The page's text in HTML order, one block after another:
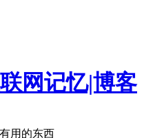
网记忆|博客
用的东西